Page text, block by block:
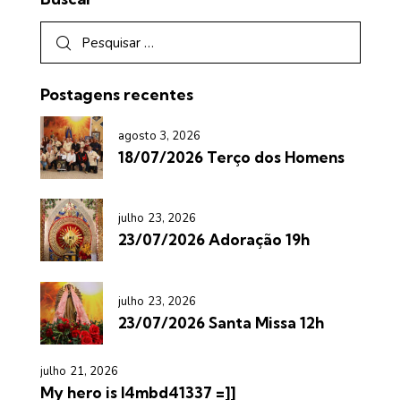
Postagens recentes
agosto 3, 2026
18/07/2026 Terço dos Homens
julho 23, 2026
23/07/2026 Adoração 19h
julho 23, 2026
23/07/2026 Santa Missa 12h
julho 21, 2026
My hero is l4mbd41337 =]]